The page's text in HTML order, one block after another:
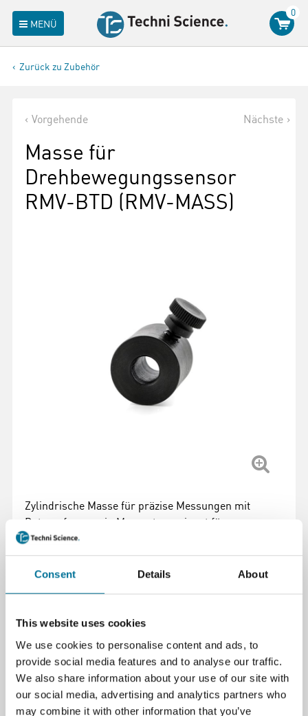
Consent Details About
This website uses cookies
We use cookies to personalise content and ads, to
provide social media features and to analyse our traffic.
We also share information about your use of our site with
our social media, advertising and analytics partners who
may combine it with other information that you’ve
MENÜ
0
Zurück zu Zubehör
Vorgehende Nächste
Masse für
Drehbewegungssensor
RMV-BTD (RMV-MASS)
Zylindrische Masse für präzise Messungen mit
Datenerfassung in Messsets, geeignet für
Bewegungs- und Kraftexperimente. Robustes Design
für vielfältige Anwendungen.
Weiterlesen
24,60 €
Zum Warenkorb hinzufügen